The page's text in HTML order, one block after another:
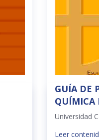
GUÍA DE
QUÍMICA
Universidad
Leer